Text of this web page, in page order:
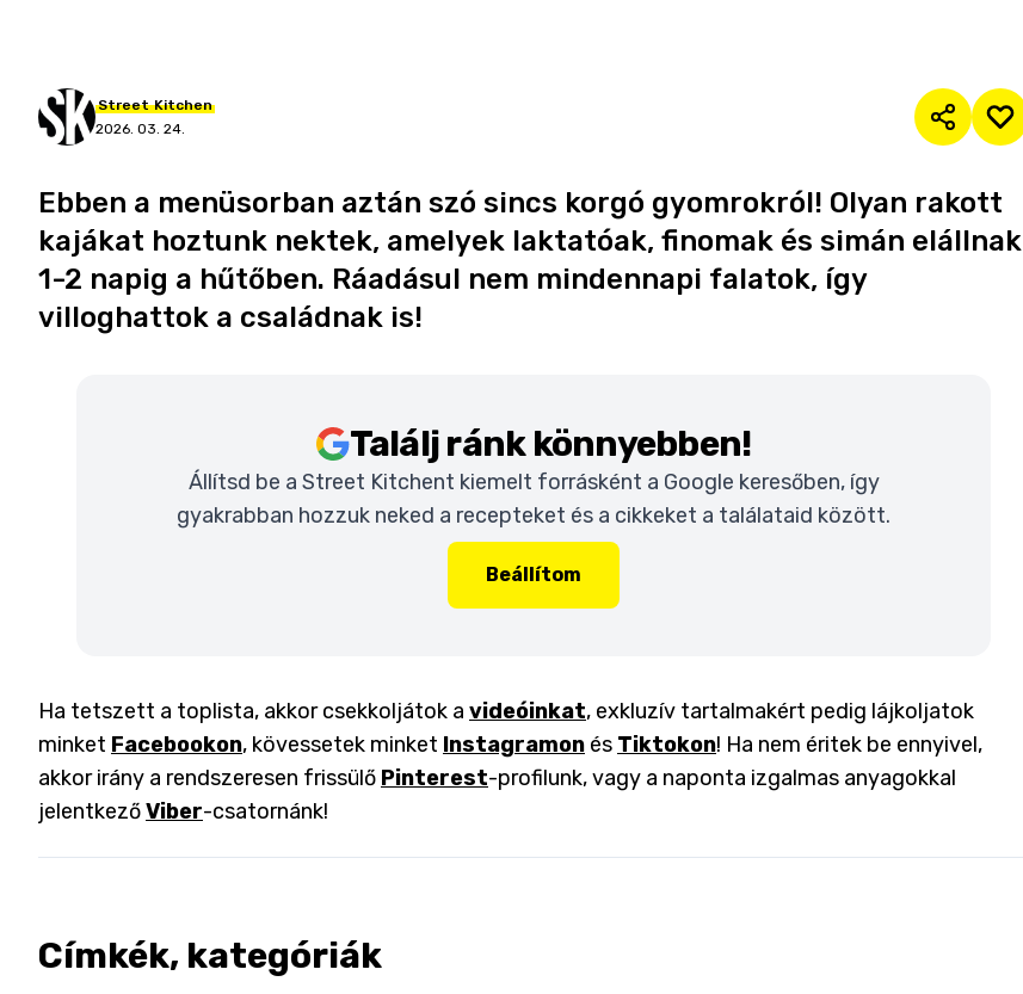
Street Kitchen
2026. 03. 24.
Ebben a menüsorban aztán szó sincs korgó gyomrokról! Olyan rakott
kajákat hoztunk nektek, amelyek laktatóak, finomak és simán elállnak
1-2 napig a hűtőben. Ráadásul nem mindennapi falatok, így
villoghattok a családnak is!
Találj ránk könnyebben!
Állítsd be a Street Kitchent kiemelt forrásként a Google keresőben, így
gyakrabban hozzuk neked a recepteket és a cikkeket a találataid között.
Beállítom
Ha tetszett a toplista, akkor csekkoljátok a videóinkat, exkluzív tartalmakért pedig lájkoljatok
minket Facebookon, kövessetek minket Instagramon és Tiktokon! Ha nem éritek be ennyivel,
akkor irány a rendszeresen frissülő Pinterest-profilunk, vagy a naponta izgalmas anyagokkal
jelentkezőViber-csatornánk!
Címkék, kategóriák